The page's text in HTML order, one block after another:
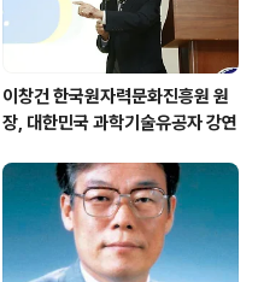
이창건 한국원자력문화진흥원 원
장, 대한민국 과학기술유공자 강연